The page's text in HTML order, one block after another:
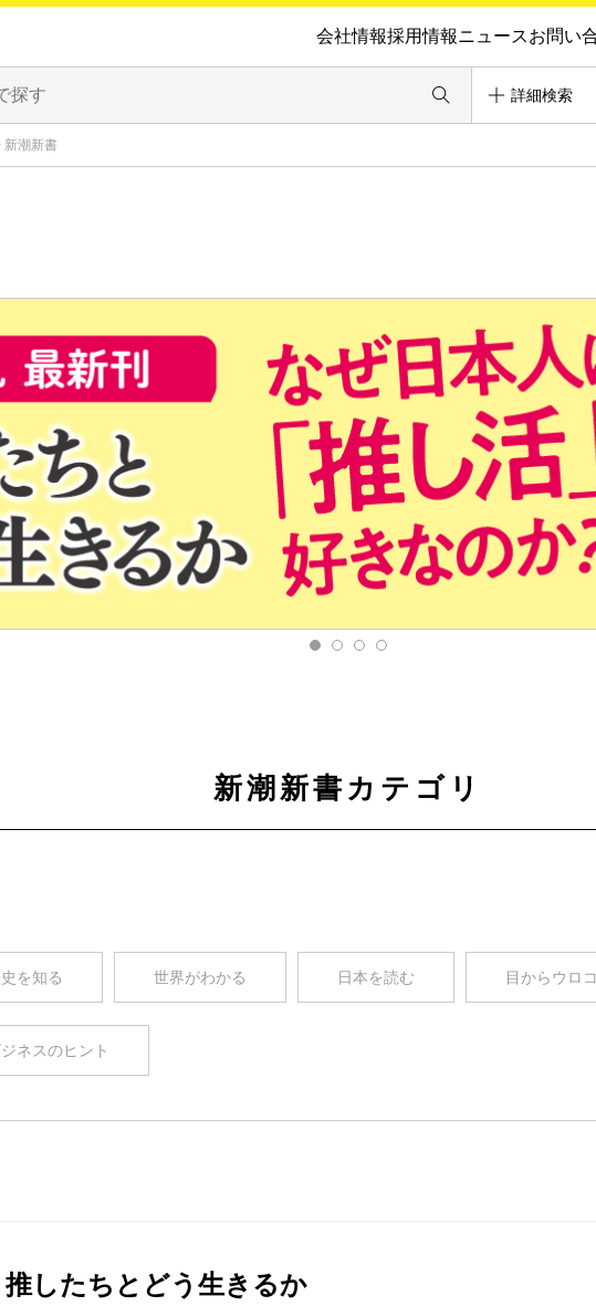
会社情報採用情報ニュースお問い
詳細検索
新潮新書
新潮新書カテゴリ
を知る 世界がわかる 日本を読む 目からウロコ
ネスのヒント
推したちとどう生きるか